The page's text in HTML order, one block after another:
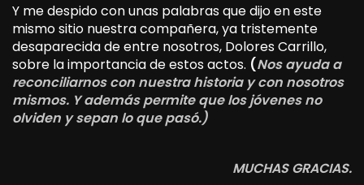
Y me despido con unas palabras que dijo en este
mismo sitio nuestra compañera, ya tristemente
desaparecida de entre nosotros, Dolores Carrillo,
sobre la importancia de estos actos. (Nos ayuda a
reconciliarnos con nuestra historia y con nosotros
mismos. Y además permite que los jóvenes no
olviden y sepan lo que pasó.)
MUCHAS GRACIAS.